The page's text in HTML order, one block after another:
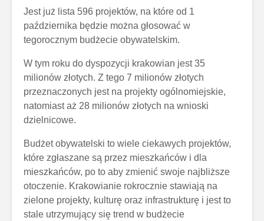
Jest już lista 596 projektów, na które od 1
października będzie można głosować w
tegorocznym budżecie obywatelskim.
W tym roku do dyspozycji krakowian jest 35
milionów złotych. Z tego 7 milionów złotych
przeznaczonych jest na projekty ogólnomiejskie,
natomiast aż 28 milionów złotych na wnioski
dzielnicowe.
Budżet obywatelski to wiele ciekawych projektów,
które zgłaszane są przez mieszkańców i dla
mieszkańców, po to aby zmienić swoje najbliższe
otoczenie. Krakowianie rokrocznie stawiają na
zielone projekty, kulturę oraz infrastrukturę i jest to
stale utrzymujący się trend w budżecie